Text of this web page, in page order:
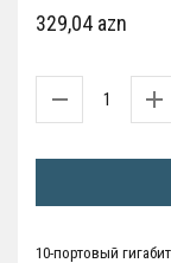
329,04 azn
10-портовый